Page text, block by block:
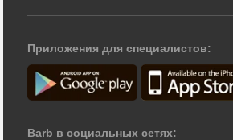
Приложения для специалистов:
Barb в социальных сетях: